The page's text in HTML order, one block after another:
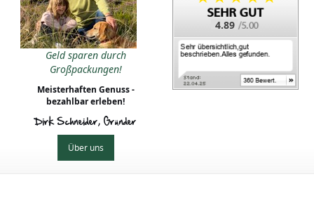
Geld sparen durch
Großpackungen!
Meisterhaften Genuss -
bezahlbar erleben!
Dirk Schneider, Gründer
Über uns
4.89